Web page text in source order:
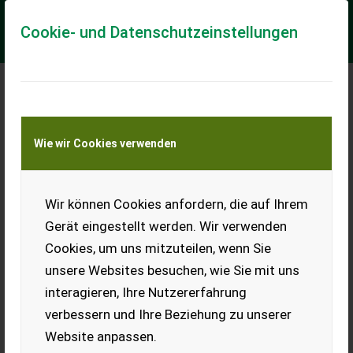
Cookie- und Datenschutzeinstellungen
Wie wir Cookies verwenden
Wir können Cookies anfordern, die auf Ihrem
Gerät eingestellt werden. Wir verwenden
Cookies, um uns mitzuteilen, wenn Sie
unsere Websites besuchen, wie Sie mit uns
interagieren, Ihre Nutzererfahrung
verbessern und Ihre Beziehung zu unserer
Website anpassen.
Meine Transportkostenanfrage
Transport von Land- und Baumaschinen –
KEINE Tiertransporte
CAT 300.9
Verkaufe Cat 300.9 Minibagger inkl. 3x Löffelöffel, 1x DW
Hydraulikkreis vorne, abgelesene Stunden, sofort
einsatzbereit, gute Ketten Weitere Anba...
EUR 13.000 inkl. 20 % MwSt.